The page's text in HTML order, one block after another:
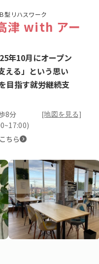
津 with アー
型リハスワーク
年10月にオープン
える」という思い
目指す就労継続支
8分 [地図を見る]
ちら